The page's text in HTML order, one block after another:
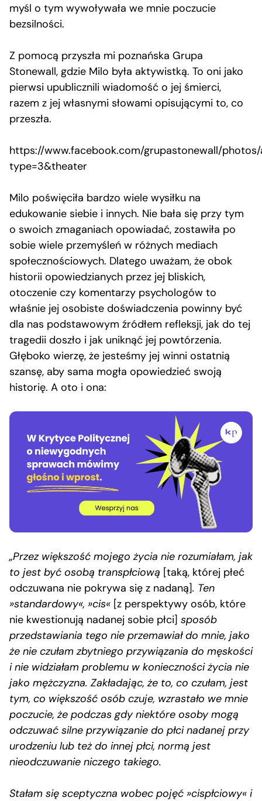
myśl o tym wywoływała we mnie poczucie
bezsilności.
Z pomocą przyszła mi poznańska Grupa
Stonewall, gdzie Milo była aktywistką. To oni jako
pierwsi upublicznili wiadomość o jej śmierci,
razem z jej własnymi słowami opisującymi to, co
przeszła.
https://www.facebook.com/grupastonewall/
type=3&theater
Milo poświęciła bardzo wiele wysiłku na
edukowanie siebie i innych. Nie bała się przy tym
o swoich zmaganiach opowiadać, zostawiła po
sobie wiele przemyśleń w różnych mediach
społecznościowych. Dlatego uważam, że obok
historii opowiedzianych przez jej bliskich,
otoczenie czy komentarzy psychologów to
właśnie jej osobiste doświadczenia powinny być
dla nas podstawowym źródłem refleksji, jak do tej
tragedii doszło i jak uniknąć jej powtórzenia.
Głęboko wierzę, że jesteśmy jej winni ostatnią
szansę, aby sama mogła opowiedzieć swoją
historię. A oto i ona:
„Przez większość mojego życia nie rozumiałam, jak
to jest być osobą transpłciową [taką, której płeć
odczuwana nie pokrywa się z nadaną]. Ten
»standardowy«, »cis« [z perspektywy osób, które
nie kwestionują nadanej sobie płci] sposób
przedstawiania tego nie przemawiał do mnie, jako
że nie czułam zbytniego przywiązania do męskości
i nie widziałam problemu w konieczności życia nie
jako mężczyzna. Zakładając, że to, co czułam, jest
tym, co większość osób czuje, wzrastało we mnie
poczucie, że podczas gdy niektóre osoby mogą
odczuwać silne przywiązanie do płci nadanej przy
urodzeniu lub też do innej płci, normą jest
nieodczuwanie niczego takiego.
Stałam się sceptyczna wobec pojęć »cispłciowy« i